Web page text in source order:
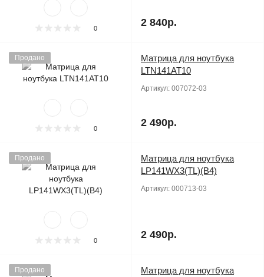
0 2 840р.
Продано
0
Матрица для ноутбука
LTN141AT10
Артикул: 007072-03
2 490р.
Продано
0
Матрица для ноутбука
LP141WX3(TL)(B4)
Артикул: 000713-03
2 490р.
Продано
Матрица для ноутбука